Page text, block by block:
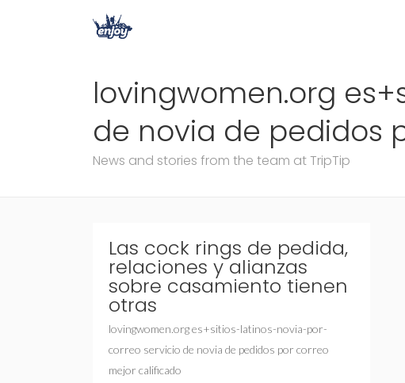
lovingwomen.org
de novia de pedidos
News and stories from the team at TripTip
Las cock rings de pedida,
relaciones y alianzas
sobre casamiento tienen
otras
lovingwomen.org es+sitios-latinos-novia-por-
correo servicio de novia de pedidos por correo
mejor calificado